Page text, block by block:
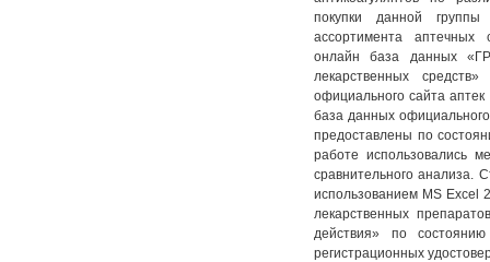
покупки данной группы
ассортимента аптечных
онлайн база данных
лекарственных
официального сайта
база данных
предоставлены по
работе использовались
сравнительного анализа.
использованием MS Excel
лекарственных
действия» по
регистрационных